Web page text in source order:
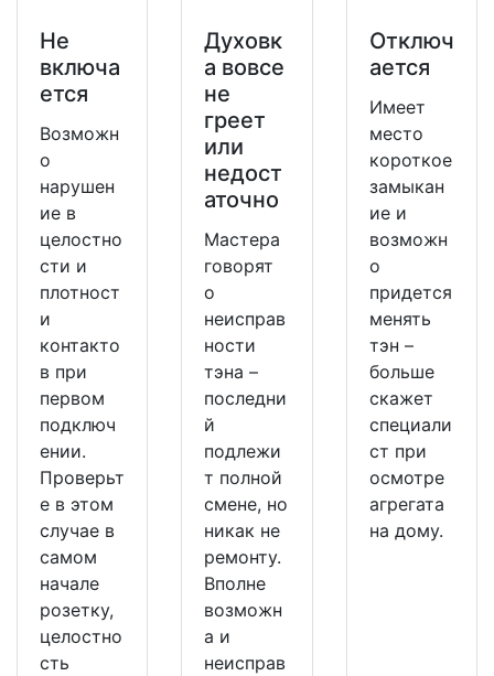
Не
включа
ется
Возможн
о
нарушен
ие в
целостно
сти и
плотност
и
контакто
в при
первом
подключ
ении.
Проверьт
е в этом
случае в
самом
начале
розетку,
целостно
сть
Духовк
а вовсе
не
греет
или
недост
аточно
Мастера
говорят
о
неисправ
ности
тэна –
последни
й
подлежи
т полной
смене, но
никак не
ремонту.
Вполне
возможн
а и
неисправ
Отключ
ается
Имеет
место
короткое
замыкан
ие и
возможн
о
придется
менять
тэн –
больше
скажет
специали
ст при
осмотре
агрегата
на дому.